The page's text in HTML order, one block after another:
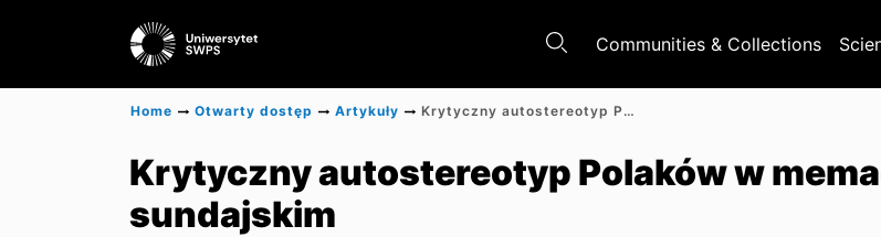
Communities & Collections
Home Otwarty dostęp Artykuły Krytyczny autostereotyp Polaków w memach o nosaczu sundajskim
Krytyczny autostereotyp Polaków w
sundajskim